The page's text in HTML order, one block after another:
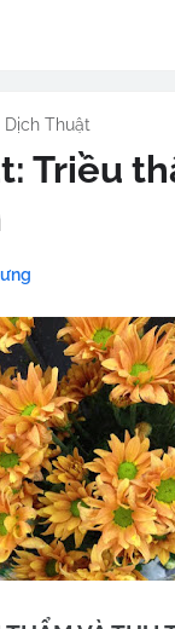
Dịch Thuật
Triều